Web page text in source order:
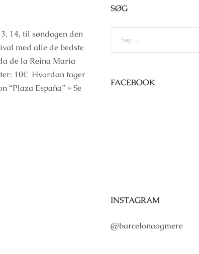
14, til søndagen den
med alle de bedste
de la Reina Maria
10€ Hvordan tager
“Plaza España” » Se
SØG
FACEBOOK
INSTAGRAM
@barcelonaogmere